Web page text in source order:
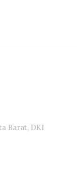
Barat, DKI